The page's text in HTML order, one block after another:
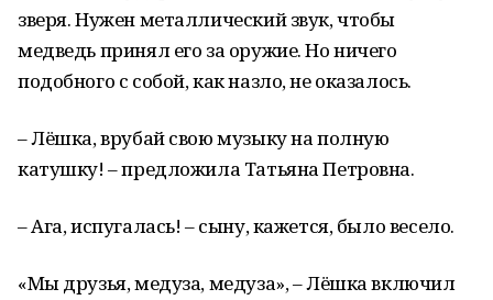
зверя. Нужен металлический звук, чтобы
медведь принял его за оружие. Но ничего
подобного с собой, как назло, не оказалось.
– Лёшка, врубай свою музыку на полную
катушку! – предложила Татьяна Петровна.
– Ага, испугалась! – сыну, кажется, было весело.
«Мы друзья, медуза, медуза», – Лёшка включил